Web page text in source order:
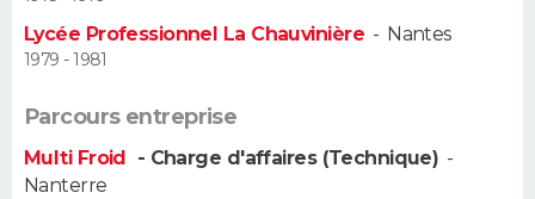
Alimentation
Guide de la santé
Maladies
Médicaments
Sommeil
VOYAGE
PHOTO
GUIDES D'ACHAT
Lycée Professionnel La Chauvinière- Nantes
1979 - 1981
Parcours entreprise
Multi Froid - Charge d'affaires (Technique) -
Nanterre